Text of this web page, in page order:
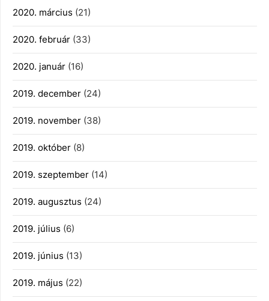
2020. március (21)
2020. február (33)
2020. január (16)
2019. december (24)
2019. november (38)
2019. október (8)
2019. szeptember (14)
2019. augusztus (24)
2019. július (6)
2019. június (13)
2019. május (22)